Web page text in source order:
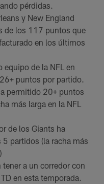
pérdidas.
y New England
de los 117 puntos que
en los últimos
equipo de la NFL en
puntos por partido.
permitido 20+ puntos
más larga en la NFL
de los Giants ha
partidos (la racha más
a un corredor con
en esta temporada.